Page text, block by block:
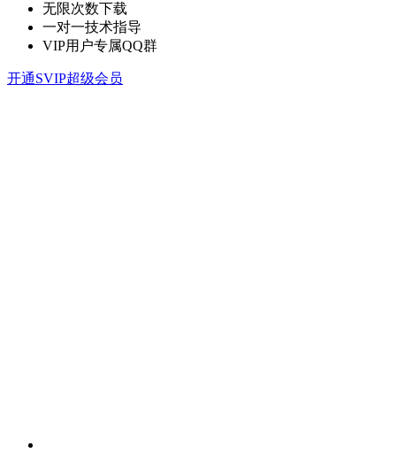
无限次数下载
一对一技术指导
VIP用户专属QQ群
开通SVIP超级会员